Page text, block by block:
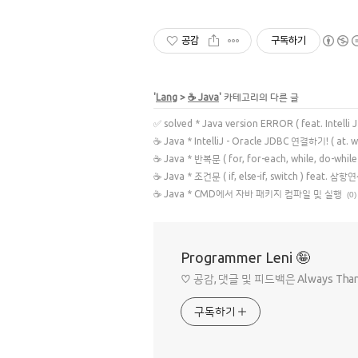
공감 구독하기
'Lang > ☕ Java' 카테고리의 다른 글
✅ solved * Java version ERROR ( feat. Intelli
☕ Java * IntelliJ - Oracle JDBC 연결하기! ( at.
☕ Java * 반복문 ( for, for-each, while, do-
☕ Java * 조건문 ( if, else-if, switch ) feat. 삼항연
☕ Java * CMD에서 자바 패키지 컴파일 및 실행
(0)
Programmer Leni 🤪
♡ 공감, 댓글 및 피드백은 Always
구독하기